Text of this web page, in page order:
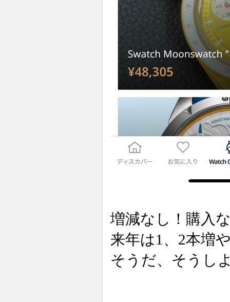
増減なし！購入
来年は1、2本増
そうだ、そうし